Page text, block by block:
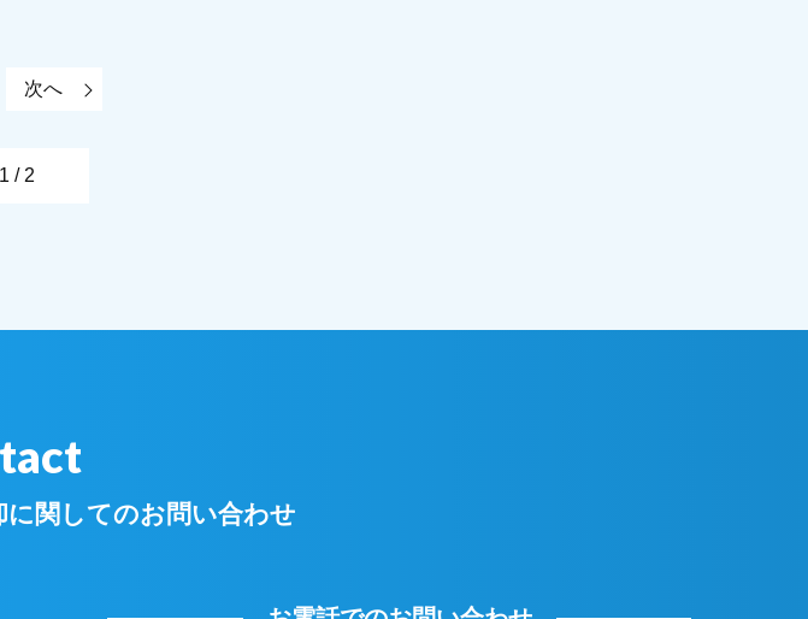
1 / 2
次へ
に関してのお問い合わせ